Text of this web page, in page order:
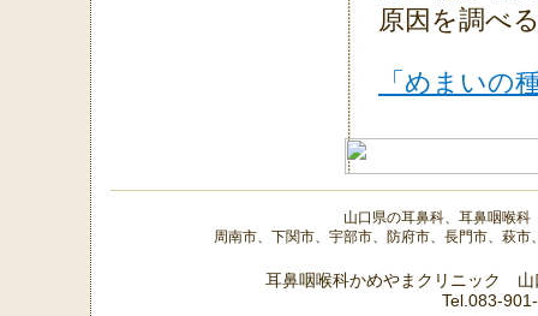
原因を調べ
「めまい
山口県の耳鼻科、耳鼻咽喉
周南市、下関市、宇部市、防府市、長門市、萩
耳鼻咽喉科かめやまクリニック 山
Tel.083-